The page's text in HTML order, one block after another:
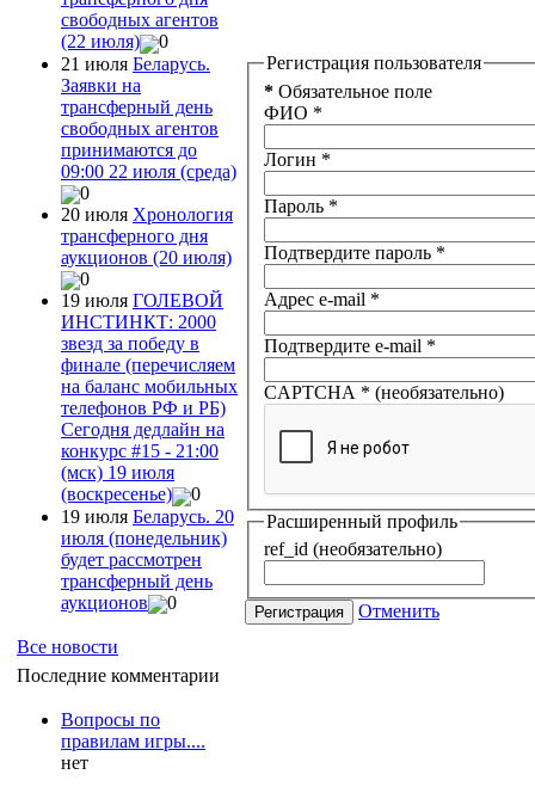
свободных агентов
(22 июля)
0
21 июля Беларусь.
Заявки на
трансферный день
свободных агентов
принимаются до
09:00 22 июля (среда)
0
20 июля Хронология
трансферного дня
аукционов (20 июля)
0
19 июля ГОЛЕВОЙ
ИНСТИНКТ: 2000
звезд за победу в
финале (перечисляем
на баланс мобильных
телефонов РФ и РБ)
Сегодня дедлайн на
конкурс #15 - 21:00
(мск) 19 июля
(воскресенье)
0
19 июля Беларусь. 20
июля (понедельник)
будет рассмотрен
трансферный день
аукционов
0
Все новости
Последние комментарии
Вопросы по
правилам игры....
нет
Регистрация пользователя
* Обязательное поле
ФИО *
Логин *
Пароль *
Подтвердите пароль *
Адрес e-mail *
Подтвердите e-mail *
CAPTCHA * (необязательно)
Расширенный профиль
ref_id (необязательно)
Регистрация Отменить